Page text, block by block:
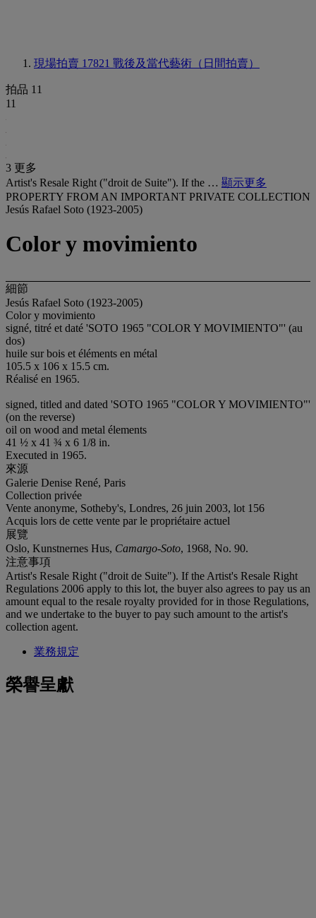
現場拍賣 17821 戰後及當代藝術（日間拍賣）
拍品 11
11
3 更多
Artist's Resale Right ("droit de Suite"). If the … 顯示更多
PROPERTY FROM AN IMPORTANT PRIVATE COLLECTION
Jesús Rafael Soto (1923-2005)
Color y movimiento
細節
Jesús Rafael Soto (1923-2005)
Color y movimiento
signé, titré et daté 'SOTO 1965 "COLOR Y MOVIMIENTO"' (au
dos)
huile sur bois et éléments en métal
105.5 x 106 x 15.5 cm.
Réalisé en 1965.
signed, titled and dated 'SOTO 1965 "COLOR Y MOVIMIENTO"'
(on the reverse)
oil on wood and metal élements
41 ½ x 41 ¾ x 6 1/8 in.
Executed in 1965.
來源
Galerie Denise René, Paris
Collection privée
Vente anonyme, Sotheby's, Londres, 26 juin 2003, lot 156
Acquis lors de cette vente par le propriétaire actuel
展覽
Oslo, Kunstnernes Hus, Camargo-Soto, 1968, No. 90.
注意事項
Artist's Resale Right ("droit de Suite"). If the Artist's Resale Right
Regulations 2006 apply to this lot, the buyer also agrees to pay us an
amount equal to the resale royalty provided for in those Regulations,
and we undertake to the buyer to pay such amount to the artist's
collection agent.
業務規定
榮譽呈獻